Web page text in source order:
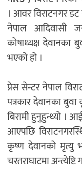
। आवर विराटनगर
नेपाल आदिवासी
कोषाध्यक्ष देवानका
भएको हो ।
प्रेस सेन्टर नेपाल
पत्रकार देवानका
बिरामी हुनुहुन्थ्यो ।
आएपछि
कृष्ण देवानको मृत्यु
चरतराघाटमा अन्त्येष्टि